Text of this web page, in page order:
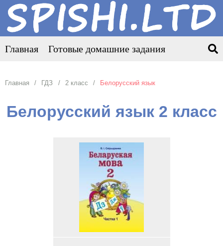
Главная Готовые домашние задания
Главная ГДЗ 2 класс Белорусский язык
Белорусский язык 2 класс